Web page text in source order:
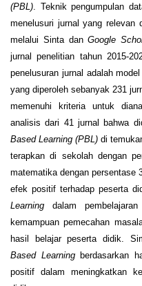
(PBL) . Teknik pengumpulan
menelusuri jurnal yang relevan
melalui Sinta danGoogle
jurnal penelitian tahun 2015-
penelusuran jurnal adalah model
yang diperoleh sebanyak 231
memenuhi kriteria untuk
analisis dari 41 jurnal bahwa
Based Learning (PBL) di
terapkan di sekolah dengan
matematika dengan persentase
efek positif terhadap peserta
Learning dalam
kemampuan pemecahan
hasil belajar peserta didik.
Based Learningberdasarkan
positif dalam meningkatkan